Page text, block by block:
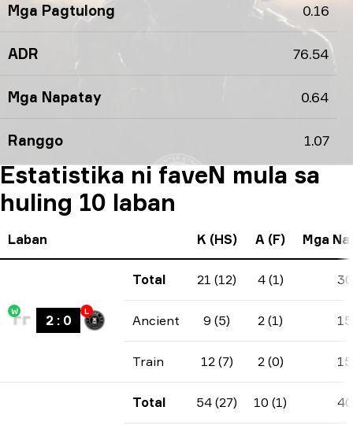
Mga Pagtulong 0.16
ADR 76.54
Mga Napatay 0.64
Ranggo 1.07
Estatistika ni faveN mula sa
huling 10 laban
Laban K (HS) A (F) Mga
W
2: 0
L
Total 21 (12) 4 (1) 30
Ancient 9 (5) 2 (1) 15
Train 12 (7) 2 (0) 15
Total 54 (27) 10 (1) 40